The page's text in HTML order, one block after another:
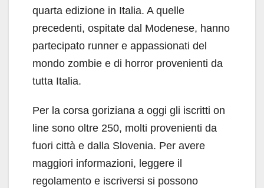
quarta edizione in Italia. A quelle
precedenti, ospitate dal Modenese, hanno
partecipato runner e appassionati del
mondo zombie e di horror provenienti da
tutta Italia.
Per la corsa goriziana a oggi gli iscritti on
line sono oltre 250, molti provenienti da
fuori città e dalla Slovenia. Per avere
maggiori informazioni, leggere il
regolamento e iscriversi si possono